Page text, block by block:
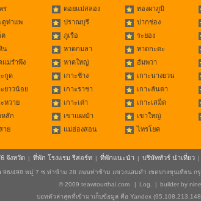
ร ดอยแม่สลอง ทองผาภูมิ
ตูท่าแพ ปราณบุรี ปากช่อง
ต ภูเรือ ระยอง
น หาดกมลา หาดกะตะ
แม่รำพึง หาดใหญ่ อัมพวา
ะกูด เกาะช้าง เกาะนางยวน
ะยาวน้อย เกาะราชา เกาะลันตา
ะหวาย เกาะเต่า เกาะเสม็ด
หลัก เขาแผงม้า เขาใหญ่
าย แม่ฮ่องสอน ไทรโยค
จังหวัด | ที่พัก โรงแรม รีสอร์ท | ที่พักแนะนำ | บริษัททัวร์ นำเที่ยว |
96/498 หมู่ 7 ซ.ท่าข้าม 28 ถนนท่าข้าม แขวงแสมดำ เขตบางขุนเทียน ก
© 2009 teawtourthai.com | Log. | builder by
บอทตัวล่าสุดที่เข้ามาเก็บข้อมูล คือ Yandex